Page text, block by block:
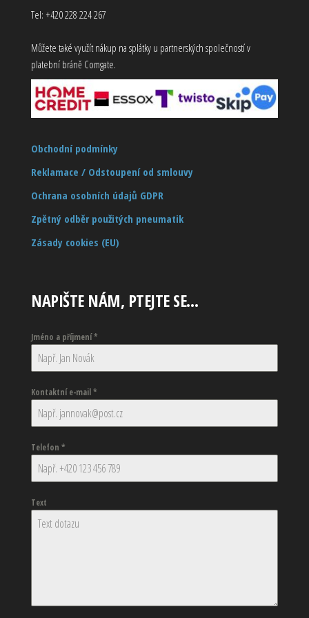
Tel: +420 228 224 267
Můžete také využít nákup na splátky u partnerských společností v
platební bráně Comgate.
Obchodní podmínky
Reklamace / Odstoupení od smlouvy
Ochrana osobních údajů GDPR
Zpětný odběr použitých pneumatik
Zásady cookies (EU)
NAPIŠTE NÁM, PTEJTE SE…
Jméno a příjmení*
Kontaktní e-mail*
Telefon *
Text